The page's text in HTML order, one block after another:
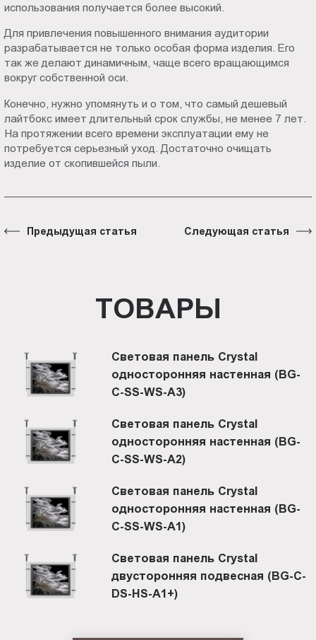
использования получается более высокий.
Для привлечения повышенного внимания аудитории
разрабатывается не только особая форма изделия. Его
так же делают динамичным, чаще всего вращающимся
вокруг собственной оси.
Конечно, нужно упомянуть и о том, что самый дешевый
лайтбокс имеет длительный срок службы, не менее 7 лет.
На протяжении всего времени эксплуатации ему не
потребуется серьезный уход. Достаточно очищать
изделие от скопившейся пыли.
Предыдущая статья Следующая статья
ТОВАРЫ
Световая панель Crystal
односторонняя настенная (BG-
C-SS-WS-A3)
Световая панель Crystal
односторонняя настенная (BG-
C-SS-WS-A2)
Световая панель Crystal
односторонняя настенная (BG-
C-SS-WS-A1)
Световая панель Crystal
двусторонняя подвесная (BG-C-
DS-HS-A1+)